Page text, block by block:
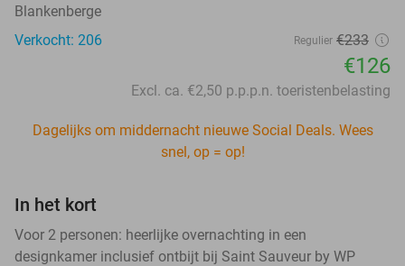
Blankenberge
Verkocht: 206
Regulier €233
€126
Excl. ca. €2,50 p.p.p.n. toeristenbelasting
Dagelijks om middernacht nieuwe Social Deals. Wees
snel, op = op!
In het kort
Voor 2 personen: heerlijke overnachting in een
designkamer inclusief ontbijt bij Saint Sauveur by WP